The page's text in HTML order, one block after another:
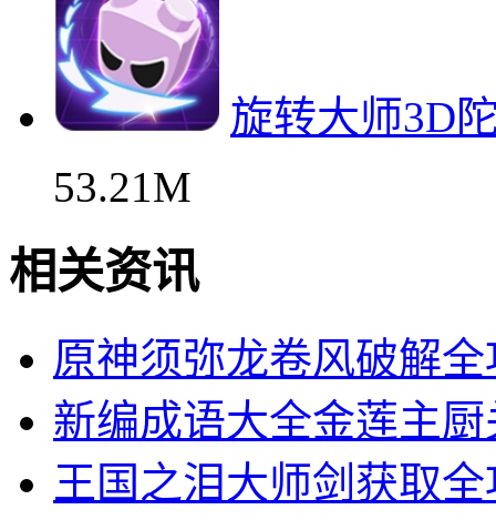
旋转大师3D
53.21M
相关资讯
原神须弥龙卷风破解全
新编成语大全金莲主
王国之泪大师剑获取